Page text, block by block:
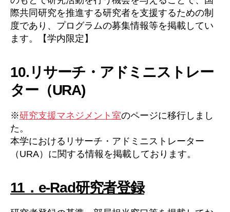
際共同研究を推進する研究者を支援するための制
度であり、プログラムの募集情報等を掲載してい
ます。【学内限定】
10.リサーチ・アドミニストレー
ター（URA)
※研究支援マネジメント室のページに移行しまし
た。
本学におけるリサーチ・アドミニストレーター
（URA）に関する情報を掲載しております。
11．e-Rad研究者登録